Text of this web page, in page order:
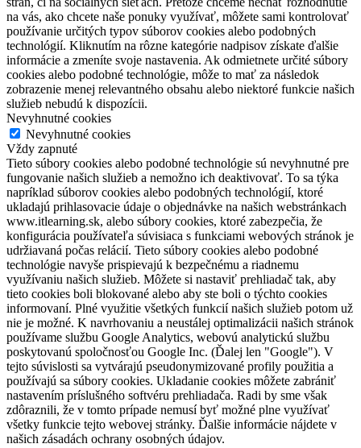
na vás, ako chcete naše ponuky využívať, môžete sami kontrolovať
používanie určitých typov súborov cookies alebo podobných
technológií. Kliknutím na rôzne kategórie nadpisov získate ďalšie
informácie a zmeníte svoje nastavenia. Ak odmietnete určité súbory
cookies alebo podobné technológie, môže to mať za následok
zobrazenie menej relevantného obsahu alebo niektoré funkcie našich
služieb nebudú k dispozícii.
Nevyhnutné cookies
Nevyhnutné cookies
Vždy zapnuté
Tieto súbory cookies alebo podobné technológie sú nevyhnutné pre
fungovanie našich služieb a nemožno ich deaktivovať. To sa týka
napríklad súborov cookies alebo podobných technológií, ktoré
ukladajú prihlasovacie údaje o objednávke na našich webstránkach
www.itlearning.sk, alebo súbory cookies, ktoré zabezpečia, že
konfigurácia používateľa súvisiaca s funkciami webových stránok je
udržiavaná počas relácií. Tieto súbory cookies alebo podobné
technológie navyše prispievajú k bezpečnému a riadnemu
využívaniu našich služieb. Môžete si nastaviť prehliadač tak, aby
tieto cookies boli blokované alebo aby ste boli o týchto cookies
informovaní. Plné využitie všetkých funkcií našich služieb potom už
nie je možné. K navrhovaniu a neustálej optimalizácii našich stránok
používame službu Google Analytics, webovú analytickú službu
poskytovanú spoločnosťou Google Inc. (Ďalej len "Google"). V
tejto súvislosti sa vytvárajú pseudonymizované profily použitia a
používajú sa súbory cookies. Ukladanie cookies môžete zabrániť
nastavením príslušného softvéru prehliadača. Radi by sme však
zdôraznili, že v tomto prípade nemusí byť možné plne využívať
všetky funkcie tejto webovej stránky. Ďalšie informácie nájdete v
našich zásadách ochrany osobných údajov.